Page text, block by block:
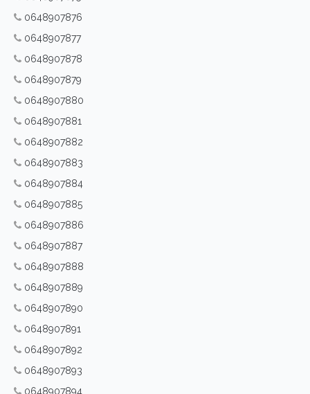
0648907876
0648907877
0648907878
0648907879
0648907880
0648907881
0648907882
0648907883
0648907884
0648907885
0648907886
0648907887
0648907888
0648907889
0648907890
0648907891
0648907892
0648907893
0648907894